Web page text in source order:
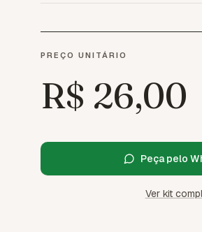
PREÇO UNITÁRIO
R$ 26,00
Peça pelo
Ver kit